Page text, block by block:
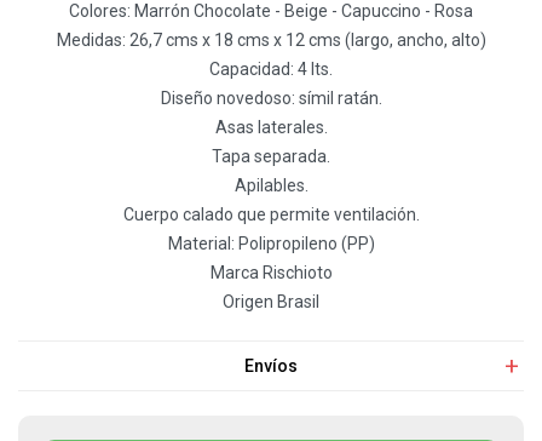
Colores: Marrón Chocolate - Beige - Capuccino - Rosa
Medidas: 26,7 cms x 18 cms x 12 cms (largo, ancho, alto)
Capacidad: 4 lts.
Diseño novedoso: símil ratán.
Asas laterales.
Tapa separada.
Apilables.
Cuerpo calado que permite ventilación.
Material: Polipropileno (PP)
Marca Rischioto
Origen Brasil
Envíos